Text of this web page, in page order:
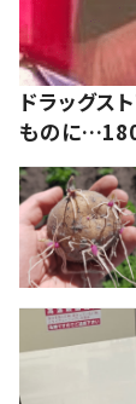
ドラッグス
ものに…180